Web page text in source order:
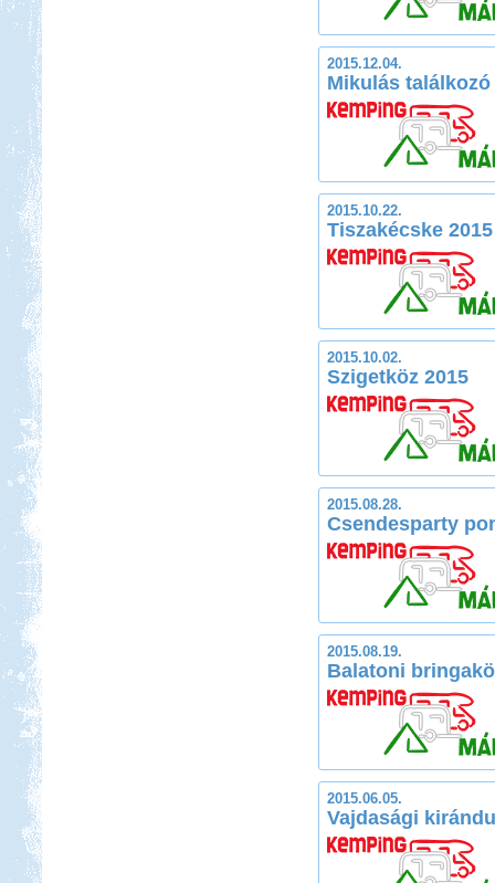
2015.12.04.
Mikulás találkozó
2015.10.22.
Tiszakécske 2015
2015.10.02.
Szigetköz 2015
2015.08.28.
Csendesparty
2015.08.19.
Balatoni
2015.06.05.
Vajdasági